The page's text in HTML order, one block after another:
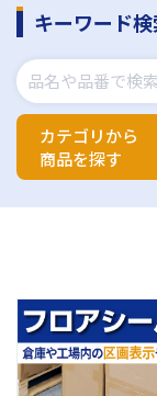
キーワード検
カテゴリから
商品を探す